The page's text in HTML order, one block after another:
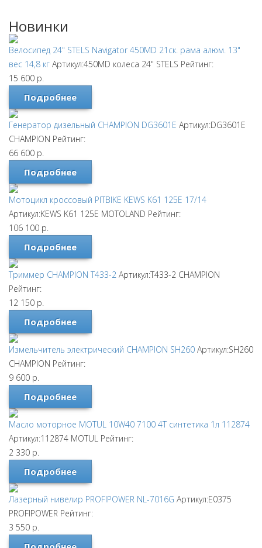
Новинки
Велосипед 24" STELS Navigator 450MD 21ск. рама алюм. 13"
вес 14,8 кг Артикул:450MD колеса 24" STELS Рейтинг:
15 600 р.
Подробнее
Генератор дизельный CHAMPION DG3601E Артикул:DG3601E
CHAMPION Рейтинг:
66 600 р.
Подробнее
Мотоцикл кроссовый PITBIKE KEWS K61 125E 17/14
Артикул:KEWS K61 125E MOTOLAND Рейтинг:
106 100 р.
Подробнее
Триммер CHAMPION T433-2 Артикул:T433-2 CHAMPION
Рейтинг:
12 150 р.
Подробнее
Измельчитель электрический CHAMPION SH260 Артикул:SH260
CHAMPION Рейтинг:
9 600 р.
Подробнее
Масло моторное MOTUL 10W40 7100 4T синтетика 1л 112874
Артикул:112874 MOTUL Рейтинг:
2 330 р.
Подробнее
Лазерный нивелир PROFIPOWER NL-7016G Артикул:E0375
PROFIPOWER Рейтинг:
3 550 р.